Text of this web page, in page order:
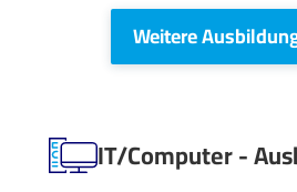
Weitere
IT/Computer -